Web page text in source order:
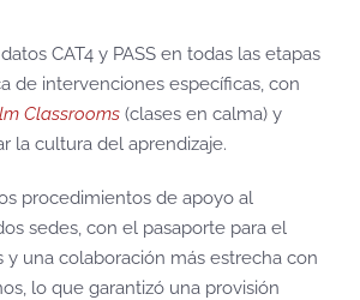
CAT4 y PASS en todas las etapas
de intervenciones específicas, con
Classrooms (clases en calma) y
la cultura del aprendizaje.
procedimientos de apoyo al
sedes, con el pasaporte para el
y una colaboración más estrecha con
lo que garantizó una provisión